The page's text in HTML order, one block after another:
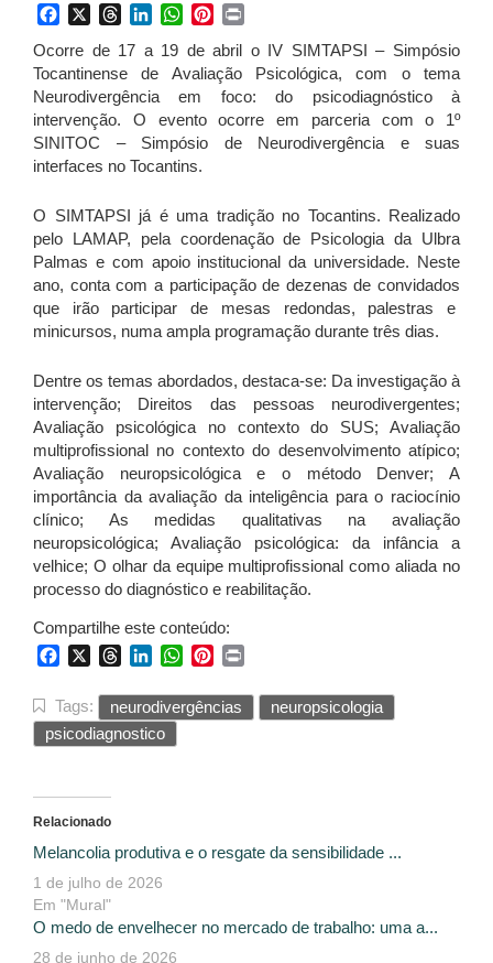
FacebookThreadsLinkedInWhatsApp
Pinterest
Ocorre de 17 a 19 de abril o IV SIMTAPSI – Simpósio
Tocantinense de Avaliação Psicológica, com o tema
Neurodivergência em foco: do psicodiagnóstico à
intervenção. O evento ocorre em parceria com o 1º
SINITOC – Simpósio de Neurodivergência e suas
interfaces no Tocantins.
O SIMTAPSI já é uma tradição no Tocantins. Realizado
pelo LAMAP, pela coordenação de Psicologia da Ulbra
Palmas e com apoio institucional da universidade. Neste
ano, conta com a participação de dezenas de convidados
que irão participar de mesas redondas, palestras e
minicursos, numa ampla programação durante três dias.
Dentre os temas abordados, destaca-se: Da investigação à
intervenção; Direitos das pessoas neurodivergentes;
Avaliação psicológica no contexto do SUS; Avaliação
multiprofissional no contexto do desenvolvimento atípico;
Avaliação neuropsicológica e o método Denver; A
importância da avaliação da inteligência para o raciocínio
clínico; As medidas qualitativas na avaliação
neuropsicológica; Avaliação psicológica: da infância a
velhice; O olhar da equipe multiprofissional como aliada no
processo do diagnóstico e reabilitação.
Compartilhe este conteúdo:
FacebookThreadsLinkedInWhatsApp
Pinterest
Tags: neurodivergências
neuropsicologia
psicodiagnostico
Relacionado
Melancolia produtiva e o resgate da sensibilidade ...
1 de julho de 2026
Em "Mural"
O medo de envelhecer no mercado de trabalho: uma a...
28 de junho de 2026